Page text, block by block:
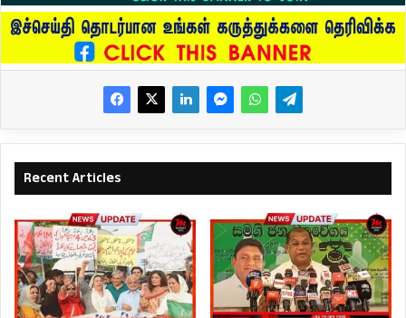
Recent Articles